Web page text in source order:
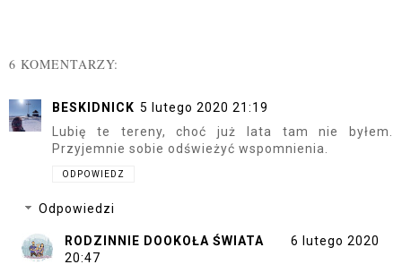
6 KOMENTARZY:
BESKIDNICK 5 lutego 2020 21:19
Lubię te tereny, choć już lata tam nie byłem.
Przyjemnie sobie odświeżyć wspomnienia.
ODPOWIEDZ
Odpowiedzi
RODZINNIE DOOKOŁA ŚWIATA
6 lutego 2020
20:47